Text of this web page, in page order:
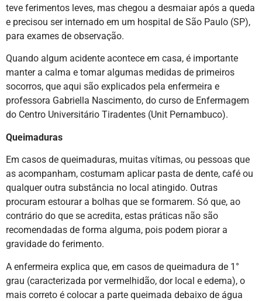
teve ferimentos leves, mas chegou a desmaiar após a queda
e precisou ser internado em um hospital de São Paulo (SP),
para exames de observação.
Quando algum acidente acontece em casa, é importante
manter a calma e tomar algumas medidas de primeiros
socorros, que aqui são explicados pela enfermeira e
professora Gabriella Nascimento, do curso de Enfermagem
do Centro Universitário Tiradentes (Unit Pernambuco).
Queimaduras
Em casos de queimaduras, muitas vítimas, ou pessoas que
as acompanham, costumam aplicar pasta de dente, café ou
qualquer outra substância no local atingido. Outras
procuram estourar a bolhas que se formarem. Só que, ao
contrário do que se acredita, estas práticas não são
recomendadas de forma alguma, pois podem piorar a
gravidade do ferimento.
A enfermeira explica que, em casos de queimadura de 1°
grau (caracterizada por vermelhidão, dor local e edema), o
mais correto é colocar a parte queimada debaixo de água